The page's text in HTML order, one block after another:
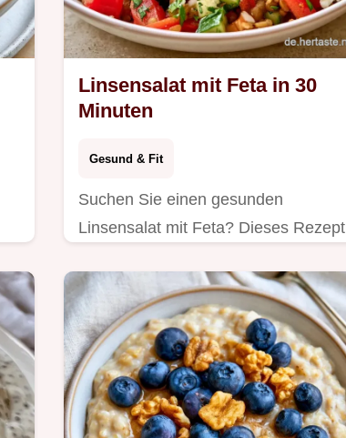
Linsensalat mit Feta in 30
Minuten
Gesund & Fit
Suchen Sie einen gesunden
Linsensalat mit Feta? Dieses Rezept
Tabelle zu Zutaten, Wirkungen und
passenden Alternativen.